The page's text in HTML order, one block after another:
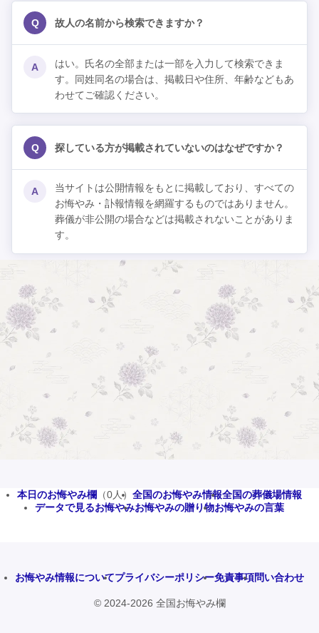
Q 故人の名前から検索できますか？
A
はい。氏名の全部または一部を入力して検索できま
す。同姓同名の場合は、掲載日や住所、年齢などもあ
わせてご確認ください。
Q 探している方が掲載されていないのはなぜですか？
A
当サイトは公開情報をもとに掲載しており、すべての
お悔やみ・訃報情報を網羅するものではありません。
葬儀が非公開の場合などは掲載されないことがありま
す。
本日のお悔やみ欄 （0人） 全国のお悔やみ情報全国の葬儀場情報
データで見るお悔やみお悔やみの贈り物お悔やみの言葉
お悔やみ情報についてプライバシーポリシー免責事項問い合わせ
© 2024-2026 全国お悔やみ欄